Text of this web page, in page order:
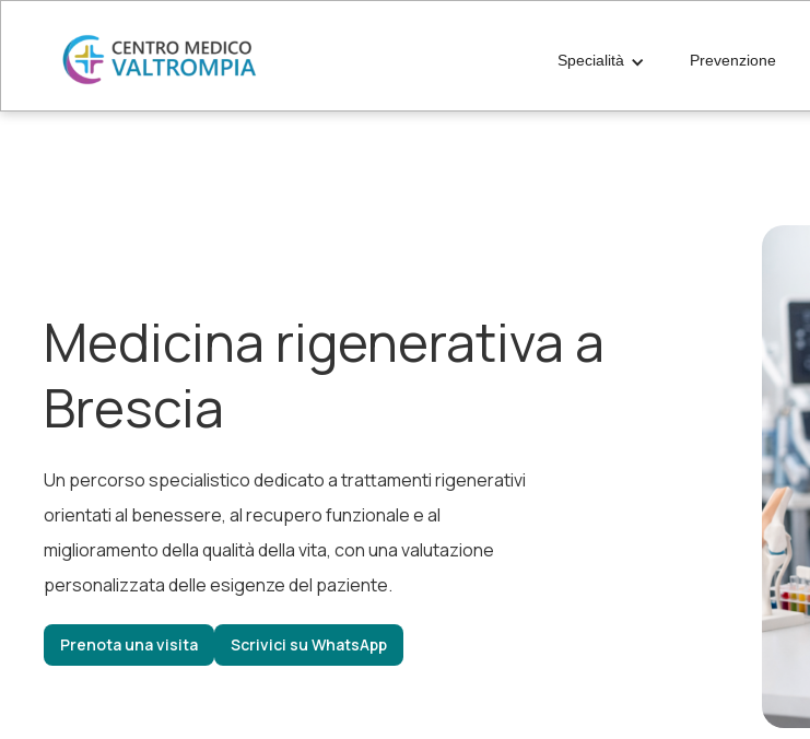
Specialità Prevenzione
Medicina rigenerativa a
Brescia
Un percorso specialistico dedicato a trattamenti rigenerativi
orientati al benessere, al recupero funzionale e al
miglioramento della qualità della vita, con una valutazione
personalizzata delle esigenze del paziente.
Prenota una visita Scrivici su WhatsApp